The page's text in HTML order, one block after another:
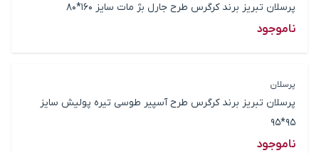
پرسلان تبریز برند کرگرس طرح جارل بژ مات سایز 160*80
ناموجود
پرسلان
پرسلان تبریز برند کرگرس طرح آسپیر طوسی تیره پولیش سایز
95*95
ناموجود